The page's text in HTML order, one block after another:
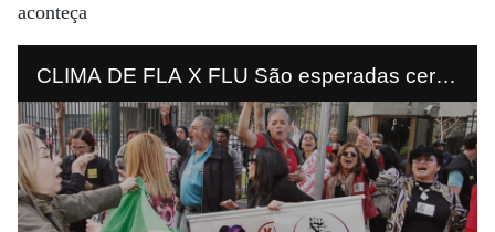
aconteça
CLIMA DE FLA X FLU São esperadas cerca
de 50 mil pessoas no exterior do fórum de
Curitiba. O possível enfrentamento preocupa
a polícia